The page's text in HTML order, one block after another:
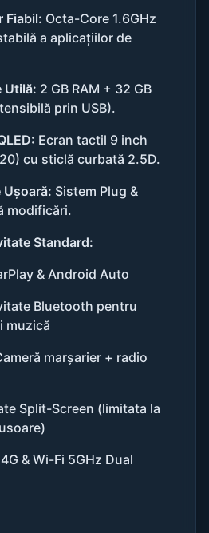
Fiabil: Octa-Core 1.6GHz
a aplicațiilor de
Utilă: 2 GB RAM + 32 GB
prin USB).
Ecran tactil 9 inch
cu sticlă curbată 2.5D.
Ușoară: Sistem Plug &
modificări.
Standard:
& Android Auto
Bluetooth pentru
muzică
marșarier + radio
Split-Screen (limitata la
& Wi-Fi 5GHz Dual